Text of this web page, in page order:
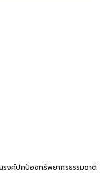
งค์ปกป้องทรัพยากรธรรมชาติ